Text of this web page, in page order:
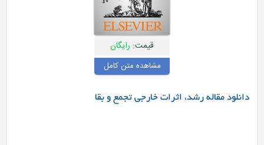
قیمت:رایگان
مشاهده متن کامل
دانلود مقاله رشد، اثرات خارجی تجمع و بقا